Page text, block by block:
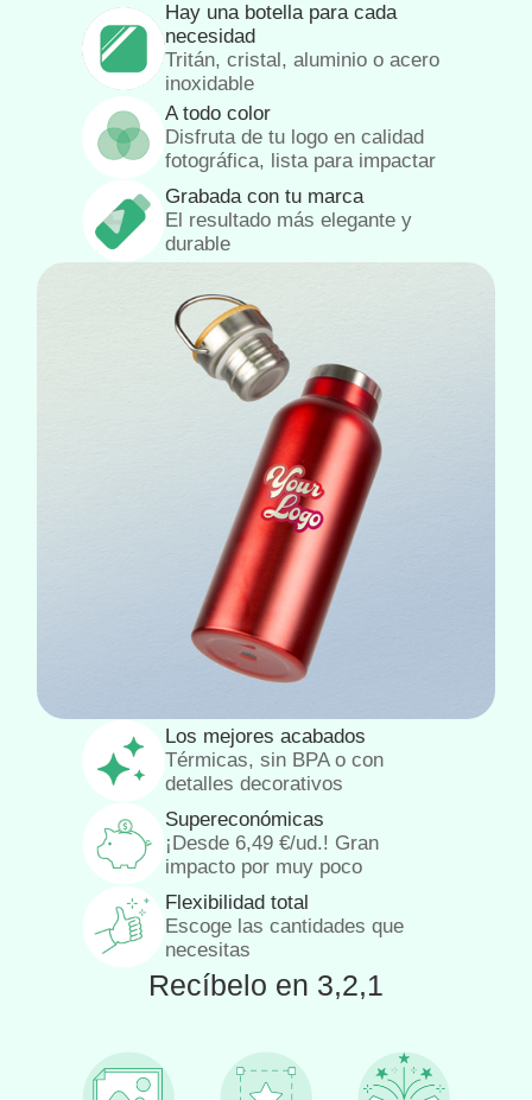
Hay una botella para cada
necesidad
Tritán, cristal, aluminio o acero
inoxidable
A todo color
Disfruta de tu logo en calidad
fotográfica, lista para impactar
Grabada con tu marca
El resultado más elegante y
durable
Los mejores acabados
Térmicas, sin BPA o con
detalles decorativos
Supereconómicas
¡Desde 6,49 €/ud.! Gran
impacto por muy poco
Flexibilidad total
Escoge las cantidades que
necesitas
Recíbelo en 3,2,1